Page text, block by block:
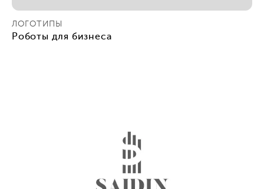
ЛОГОТИПЫ
Роботы для бизнеса